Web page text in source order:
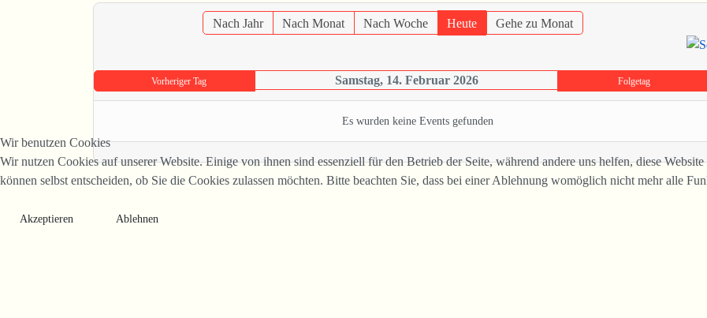
Nach Jahr Nach Monat Nach Woche Heute Gehe zu Monat
Vorheriger Tag Samstag, 14. Februar 2026 Folgetag
Es wurden keine Events gefunden
Wir benutzen Cookies
Wir nutzen Cookies auf unserer Website. Einige von ihnen sind essenziell für den Betrieb der Seite, während andere uns helfen, diese
können selbst entscheiden, ob Sie die Cookies zulassen möchten. Bitte beachten Sie, dass bei einer Ablehnung womöglich nicht mehr alle
Akzeptieren Ablehnen